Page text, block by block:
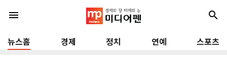
menu search
뉴스홈 경제 정치 연예 스포츠